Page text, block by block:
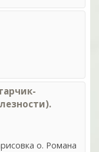
о. Романа